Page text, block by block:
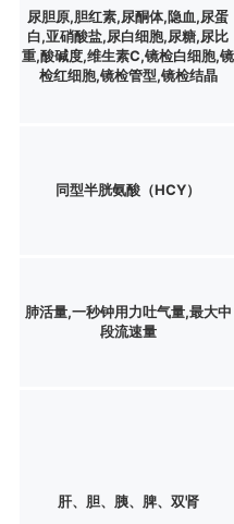
尿胆原,胆红素,尿酮体,隐血,尿蛋
白,亚硝酸盐,尿白细胞,尿糖,尿比
重,酸碱度,维生素C,镜检白细胞,镜
检红细胞,镜检管型,镜检结晶
同型半胱氨酸（HCY）
肺活量,一秒钟用力吐气量,最大中
段流速量
肝、胆、胰、脾、双肾